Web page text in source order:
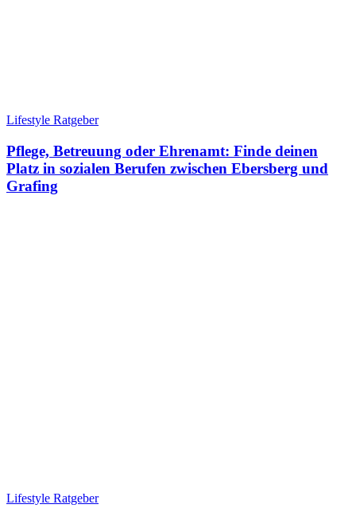
Lifestyle Ratgeber
Pflege, Betreuung oder Ehrenamt: Finde deinen
Platz in sozialen Berufen zwischen Ebersberg und
Grafing
Lifestyle Ratgeber